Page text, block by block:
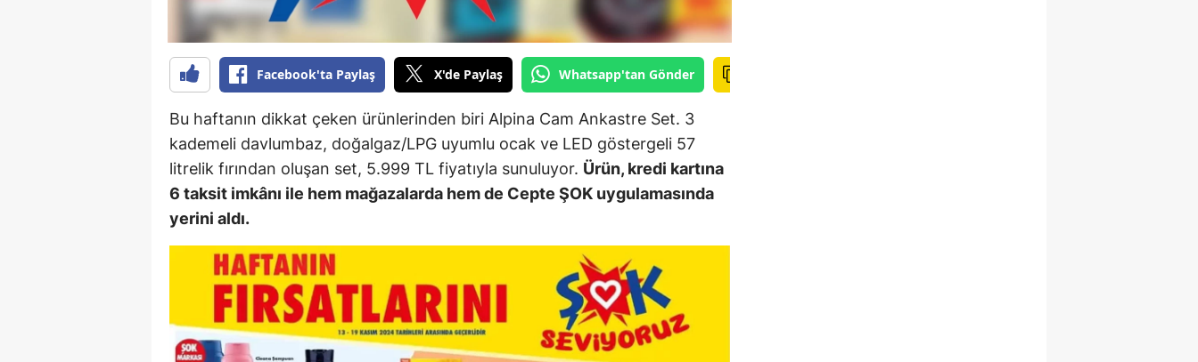
Bursa
Çanakkale
Çankırı
Çorum
Denizli
Edirne
Elazığ
Erzincan
Erzurum
Facebook'ta Paylaş X'de Paylaş Whatsapp'tan Gönder
Bu haftanın dikkat çeken ürünlerinden biri Alpina Cam Ankastre Set. 3
kademeli davlumbaz, doğalgaz/LPG uyumlu ocak ve LED göstergeli 57
litrelik fırından oluşan set, 5.999 TL fiyatıyla sunuluyor. Ürün, kredi kartına
6 taksit imkânı ile hem mağazalarda hem de Cepte ŞOK uygulamasında
yerini aldı.